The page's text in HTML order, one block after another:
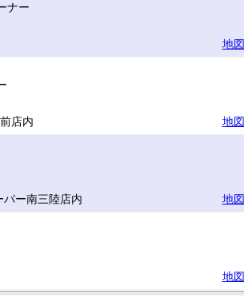
ナー
地図
店内
地図
ー南三陸店内
地図
地図